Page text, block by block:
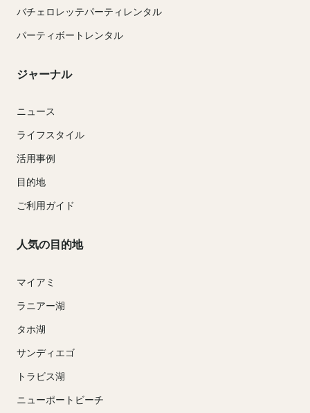
バチェロレッテパーティレンタル
パーティボートレンタル
ジャーナル
ニュース
ライフスタイル
活用事例
目的地
ご利用ガイド
人気の目的地
マイアミ
ラニアー湖
タホ湖
サンディエゴ
トラビス湖
ニューポートビーチ